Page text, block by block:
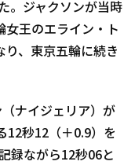
。ジャクソンが当時
女王のエライン・ト
り、東京五輪に続き
ナイジェリア）が
12秒12（＋0.9）を
録ながら12秒06と